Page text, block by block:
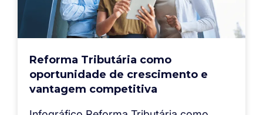
Reforma Tributária como
oportunidade de crescimento e
vantagem competitiva